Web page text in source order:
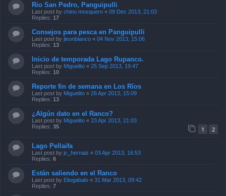
Rio San Pedro, Panguipulli
Last post by chino mosquero « 09 Dec 2013, 21:03
Replies: 17
Consejos para pesca en Panguipulli
Last post by jleonblanco « 04 Nov 2013, 15:06
Replies: 13
Inicio de temporada Lago Rupanco.
Last post by Miguelito « 25 Sep 2013, 19:47
Replies: 10
Reporte fin de semana en Los Ríos
Last post by Miguelito « 26 Apr 2013, 15:09
Replies: 13
¿Algún dato en el Ranco?
Last post by Miguelito « 23 Apr 2013, 21:03
Replies: 35 1 2
Lago Pellaifa
Last post by jc_hernaiz « 03 Apr 2013, 16:53
Replies: 6
Están saliendo en el Ranco
Last post by Eliogabalo « 31 Mar 2013, 09:42
Replies: 7